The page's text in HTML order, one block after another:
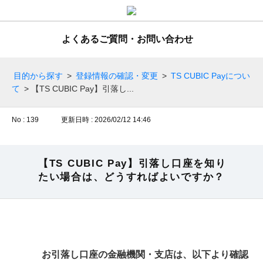
よくあるご質問・お問い合わせ
目的から探す > 登録情報の確認・変更 > TS CUBIC Payについ
て > 【TS CUBIC Pay】引落し...
No : 139 更新日時 : 2026/02/12 14:46
【TS CUBIC Pay】引落し口座を知り
たい場合は、どうすればよいですか？
お引落し口座の金融機関・支店は、以下より確認